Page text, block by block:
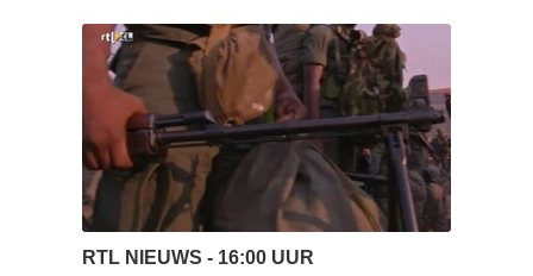
RTL NIEUWS - 16:00 UUR